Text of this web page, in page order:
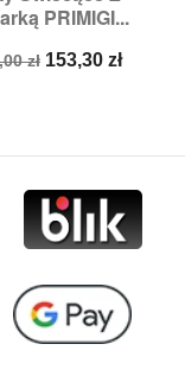
PRIMIGI...
zł Cena
153,30 zł